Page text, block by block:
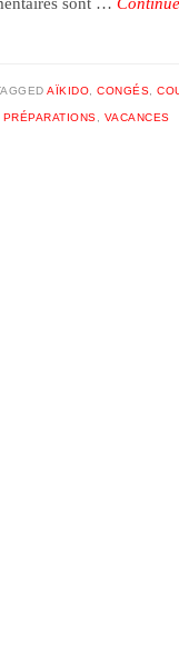
sont …
AÏKIDO ,CONGÉS ,
PRÉPARATIONS VACANCES